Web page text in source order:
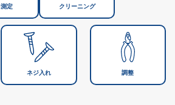
定 クリーニング
ネジ入れ 調整